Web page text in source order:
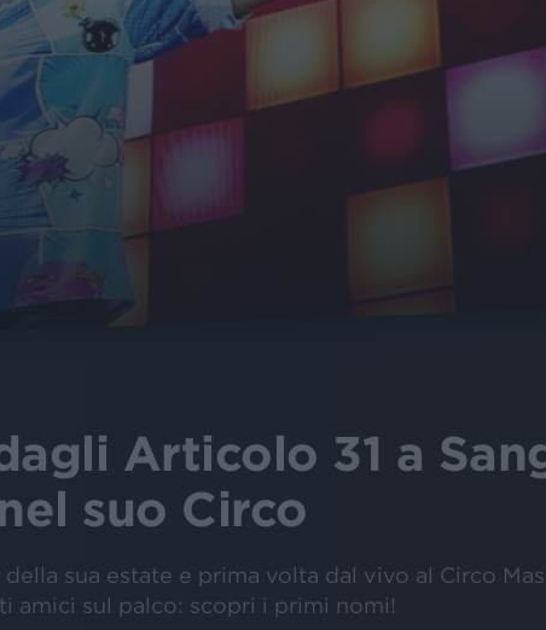
Articolo 31 a
suo Circo
sua estate e prima volta dal vivo al Circo
amici sul palco: scopri i primi nomi!